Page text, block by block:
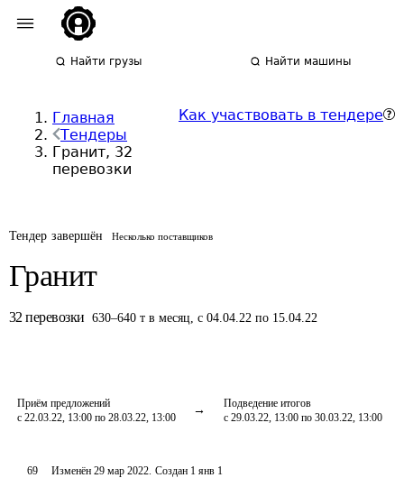
Найти грузы Найти машины
Главная
Тендеры
Гранит, 32
перевозки
Как участвовать в тендере
Тендер завершён Несколько поставщиков
Гранит
32 перевозки 630–640 т в месяц, с 04.04.22 по 15.04.22
Приём предложений
с 22.03.22, 13:00 по 28.03.22, 13:00
Подведение итогов
с 29.03.22, 13:00 по 30.03.22, 13:00
69 Изменён29 мар 2022. Создан 1 янв 1